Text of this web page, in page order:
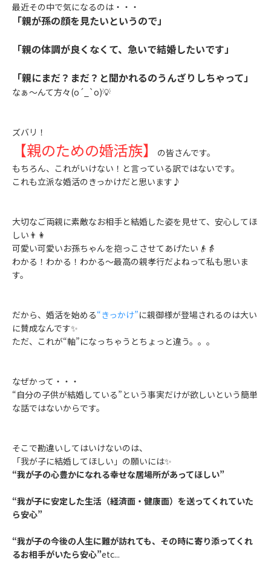
最近その中で気になるのは・・・
「親が孫の顔を見たいというので」
「親の体調が良くなくて、急いで結婚したいです」
「親にまだ？まだ？と聞かれるのうんざりしちゃって」
なぁ〜んて方々(o´_`o)💡
ズバリ！
【親のための婚活族】
の皆さんです。
もちろん、これがいけない！と言っている訳ではないです。
これも立派な婚活のきっかけだと思います♪
大切なご両親に素敵なお相手と結婚した姿を見せて、安心してほ
しい👨👩
可愛い可愛いお孫ちゃんを抱っこさせてあげたい👴👵
わかる！わかる！わかる〜最高の親孝行だよねって私も思いま
す。
だから、婚活を始める“きっかけ”に親御様が登場されるのは大い
に賛成なんです✨
ただ、これが“軸”になっちゃうとちょっと違う。。。
なぜかって・・・
“自分の子供が結婚している”という事実だけが欲しいという簡単
な話ではないからです。
そこで勘違いしてはいけないのは、
「我が子に結婚してほしい」の願いには✨
“我が子の心豊かになれる幸せな居場所があってほしい”
“我が子に安定した生活（経済面・健康面）を送ってくれていた
ら安心”
“我が子の今後の人生に難が訪れても、その時に寄り添ってくれ
るお相手がいたら安心”etc...